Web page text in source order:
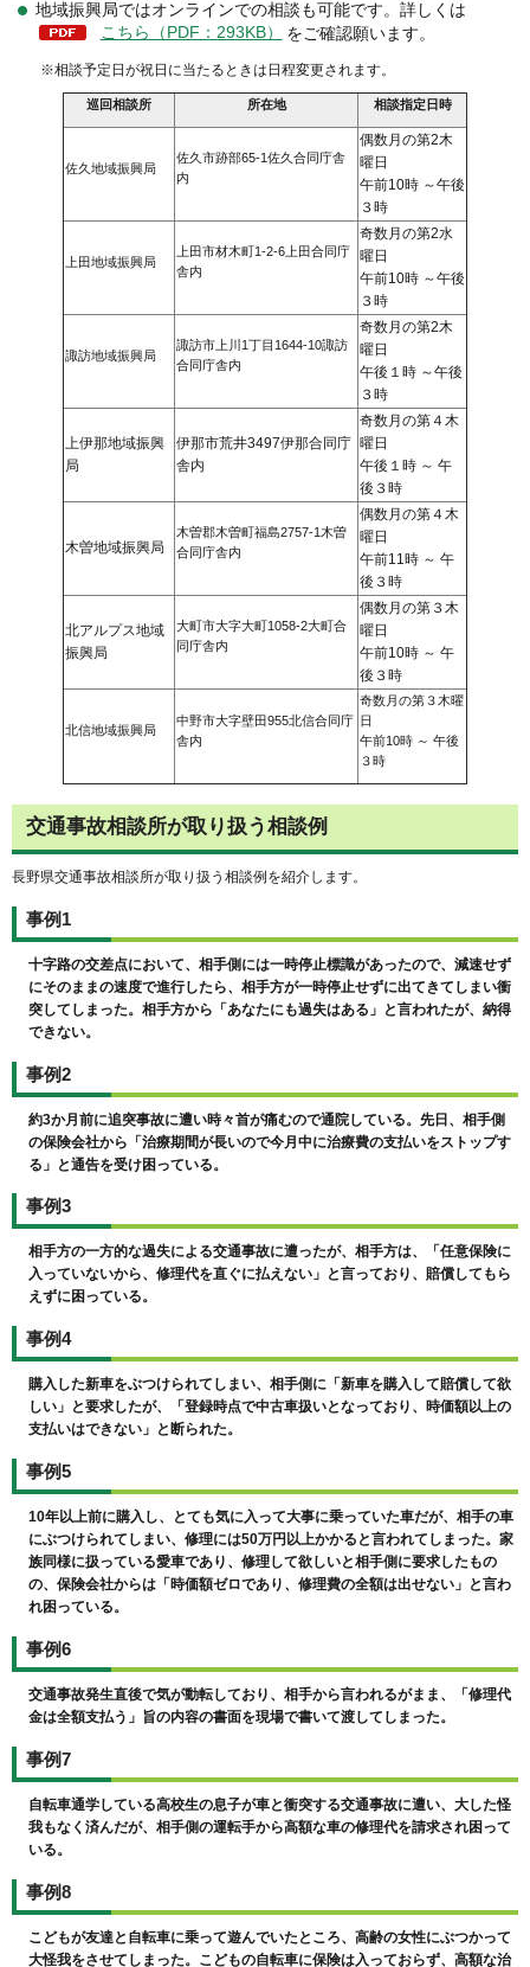
地域振興局ではオンラインでの相談も可能です。詳しくは
こちら（PDF：293KB）
をご確認願います。
※相談予定日が祝日に当たるときは日程変更されます。
巡回相談所 所在地 相談指定日時
佐久地域振興局
佐久市跡部65-1佐久合同庁舎
内
偶数月の第2木
曜日
午前10時 ～午後
３時
上田地域振興局
上田市材木町1-2-6上田合同庁
舎内
奇数月の第2水
曜日
午前10時 ～午後
３時
諏訪地域振興局
諏訪市上川1丁目1644-10諏訪
合同庁舎内
奇数月の第2木
曜日
午後１時 ～午後
３時
上伊那地域振興
局
伊那市荒井3497伊那合同庁
舎内
奇数月の第４木
曜日
午後１時 ～ 午
後３時
木曽地域振興局
木曽郡木曽町福島2757-1木曽
合同庁舎内
偶数月の第４木
曜日
午前11時 ～ 午
後３時
北アルプス地域
振興局
大町市大字大町1058-2大町合
同庁舎内
偶数月の第３木
曜日
午前10時 ～ 午
後３時
北信地域振興局
中野市大字壁田955北信合同庁
舎内
奇数月の第３木曜
日
午前10時 ～ 午後
３時
交通事故相談所が取り扱う相談例
長野県交通事故相談所が取り扱う相談例を紹介します。
事例1
十字路の交差点において、相手側には一時停止標識があったので、減速せず
にそのままの速度で進行したら、相手方が一時停止せずに出てきてしまい衝
突してしまった。相手方から「あなたにも過失はある」と言われたが、納得
できない。
事例2
約3か月前に追突事故に遭い時々首が痛むので通院している。先日、相手側
の保険会社から「治療期間が長いので今月中に治療費の支払いをストップす
る」と通告を受け困っている。
事例3
相手方の一方的な過失による交通事故に遭ったが、相手方は、「任意保険に
入っていないから、修理代を直ぐに払えない」と言っており、賠償してもら
えずに困っている。
事例4
購入した新車をぶつけられてしまい、相手側に「新車を購入して賠償して欲
しい」と要求したが、「登録時点で中古車扱いとなっており、時価額以上の
支払いはできない」と断られた。
事例5
10年以上前に購入し、とても気に入って大事に乗っていた車だが、相手の車
にぶつけられてしまい、修理には50万円以上かかると言われてしまった。家
族同様に扱っている愛車であり、修理して欲しいと相手側に要求したもの
の、保険会社からは「時価額ゼロであり、修理費の全額は出せない」と言わ
れ困っている。
事例6
交通事故発生直後で気が動転しており、相手から言われるがまま、「修理代
金は全額支払う」旨の内容の書面を現場で書いて渡してしまった。
事例7
自転車通学している高校生の息子が車と衝突する交通事故に遭い、大した怪
我もなく済んだが、相手側の運転手から高額な車の修理代を請求され困って
いる。
事例8
こどもが友達と自転車に乗って遊んでいたところ、高齢の女性にぶつかって
大怪我をさせてしまった。こどもの自転車に保険は入っておらず、高額な治